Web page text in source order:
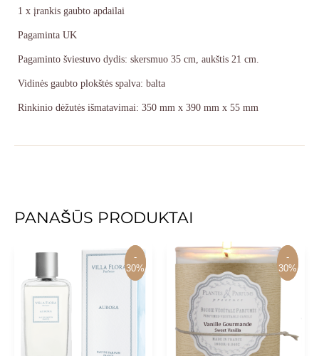
1 x įrankis gaubto apdailai
Pagaminta UK
Pagaminto šviestuvo dydis: skersmuo 35 cm, aukštis 21 cm.
Vidinės gaubto plokštės spalva: balta
Rinkinio dėžutės išmatavimai: 350 mm x 390 mm x 55 mm
PANAŠŪS PRODUKTAI
-
30%
-
30%
-
30%
-
30%